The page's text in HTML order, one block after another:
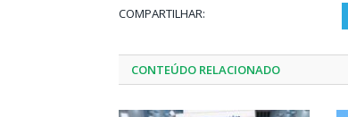
COMPARTILHAR:
CONTEÚDO RELACIONADO